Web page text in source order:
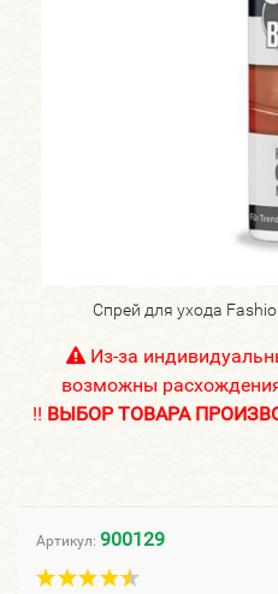
Спрей для ухода
Из-за
возможны
!! ВЫБОР ТОВАРА
Артикул: 900129